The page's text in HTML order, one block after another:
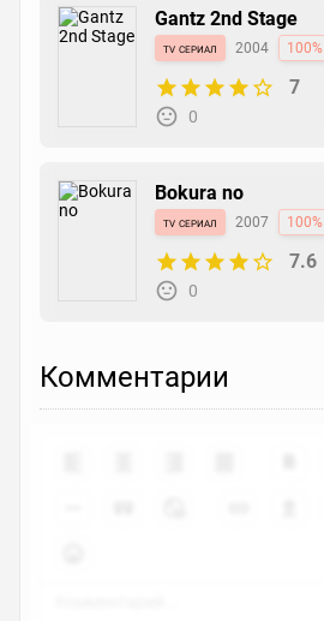
Gantz 2nd Stage
tv сериал 2004 100%
7
0
Bokura no
tv сериал 2007 100%
7.6
0
Комментарии